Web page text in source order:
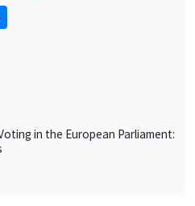
rates matter? The exchange